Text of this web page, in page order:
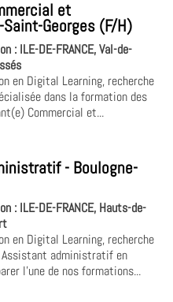
et
Georges (F/H)
: ILE-DE-FRANCE, Val-de-
en Digital Learning, recherche
dans la formation des
Commercial et...
- Boulogne-
: ILE-DE-FRANCE, Hauts-de-
en Digital Learning, recherche
Assistant administratif en
l’une de nos formations...